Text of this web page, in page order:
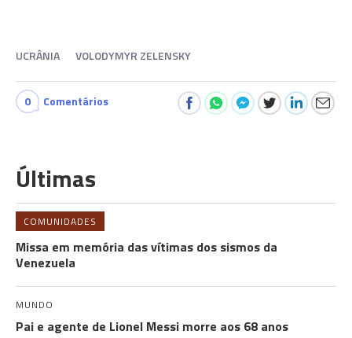
UCRÂNIA VOLODYMYR ZELENSKY
0 Comentários
Últimas
COMUNIDADES
Missa em memória das vítimas dos sismos da
Venezuela
MUNDO
Pai e agente de Lionel Messi morre aos 68 anos